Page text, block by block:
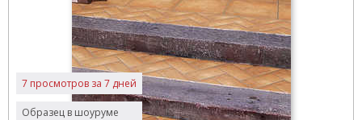
Образец в шоуруме
7 просмотров за 7 дней